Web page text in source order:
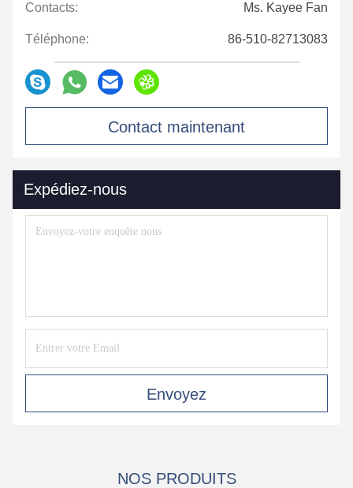
Contacts: Ms. Kayee Fan
Téléphone: 86-510-82713083
Contact maintenant
Expédiez-nous
Envoyez
NOS PRODUITS